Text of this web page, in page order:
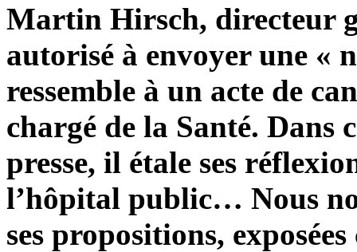
Martin Hirsch, directeur
autorisé à envoyer une «
ressemble à un acte de
chargé de la Santé. Dans
presse, il étale ses
l’hôpital public… Nous
ses propositions,